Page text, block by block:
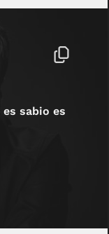
es sabio es